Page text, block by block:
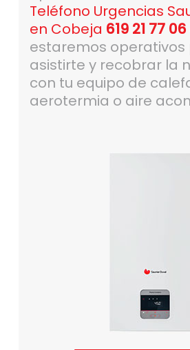
Teléfono Urgencias
en Cobeja 619 21 77 06
estaremos operativos
asistirte y recobrar la
con tu equipo de
aerotermia o aire